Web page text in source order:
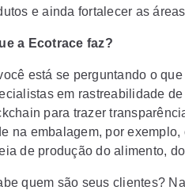
e ainda fortalecer as
a Ecotrace faz?
está se perguntando o
em rastreabilidade
para trazer
na embalagem, por exemplo,
de produção do alimento,
quem são seus clientes?